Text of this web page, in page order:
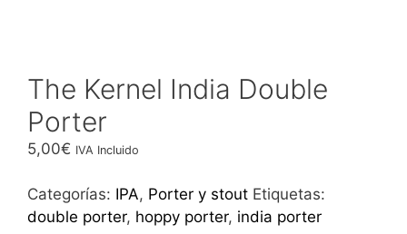
The Kernel India Double
Porter
5,00€ IVA Incluido
Categorías: IPA, Porter y stout Etiquetas:
double porter, hoppy porter, india porter